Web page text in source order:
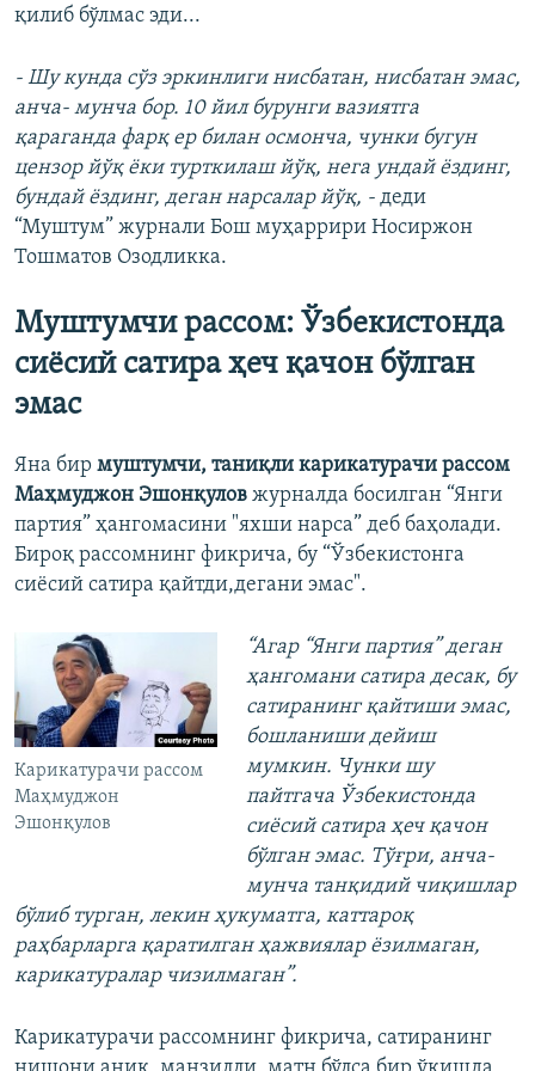
қилиб бўлмас эди...
- Шу кунда сўз эркинлиги нисбатан, нисбатан эмас,
анча- мунча бор. 10 йил бурунги вазиятга
қараганда фарқ ер билан осмонча, чунки бугун
цензор йўқ ёки турткилаш йўқ, нега ундай ёздинг,
бундай ёздинг, деган нарсалар йўқ, - деди
“Муштум” журнали Бош муҳаррири Носиржон
Тошматов Озодликка.
Муштумчи рассом: Ўзбекистонда
сиёсий сатира ҳеч қачон бўлган
эмас
Яна бир муштумчи, таниқли карикатурачи рассом
Маҳмуджон Эшонқулов журналда босилган “Янги
партия” ҳангомасини "яхши нарса” деб баҳолади.
Бироқ рассомнинг фикрича, бу “Ўзбекистонга
сиёсий сатира қайтди,дегани эмас".
Карикатурачи рассом
Маҳмуджон
Эшонқулов
“Агар “Янги партия” деган
ҳангомани сатира десак, бу
сатиранинг қайтиши эмас,
бошланиши дейиш
мумкин. Чунки шу
пайтгача Ўзбекистонда
сиёсий сатира ҳеч қачон
бўлган эмас. Тўғри, анча-
мунча танқидий чиқишлар
бўлиб турган, лекин ҳукуматга, каттароқ
раҳбарларга қаратилган ҳажвиялар ёзилмаган,
карикатуралар чизилмаган”.
Карикатурачи рассомнинг фикрича, сатиранинг